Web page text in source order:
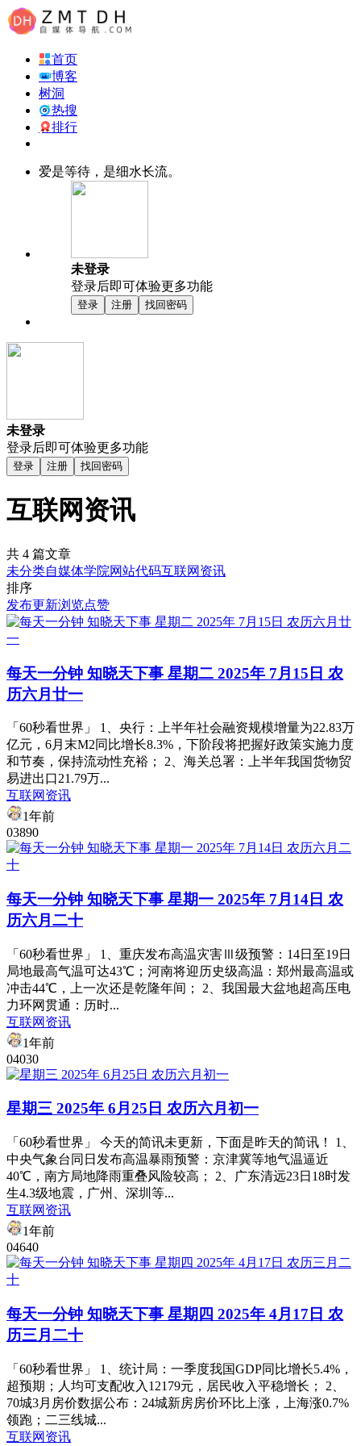
首页
博客
树洞
热搜
排行
爱是等待，是细水长流。
未登录
登录后即可体验更多功能
登录 注册 找回密码
未登录
登录后即可体验更多功能
登录 注册 找回密码
互联网资讯
共 4 篇文章
未分类自媒体学院网站代码互联网资讯
排序
发布更新浏览点赞
每天一分钟 知晓天下事 星期二 2025年 7月15日 农
历六月廿一
「60秒看世界」 1、央行：上半年社会融资规模增量为22.83万
亿元，6月末M2同比增长8.3%，下阶段将把握好政策实施力度
和节奏，保持流动性充裕； 2、海关总署：上半年我国货物贸
易进出口21.79万...
互联网资讯
1年前
03890
每天一分钟 知晓天下事 星期一 2025年 7月14日 农
历六月二十
「60秒看世界」 1、重庆发布高温灾害Ⅲ级预警：14日至19日
局地最高气温可达43℃；河南将迎历史级高温​​：郑州最高温或
冲击44℃，上一次还是乾隆年间； 2、​​我国最大盆地超高压电
力环网贯通：历时...
互联网资讯
1年前
04030
星期三 2025年 6月25日 农历六月初一
「60秒看世界」 今天的简讯未更新，下面是昨天的简讯！ 1、
中央气象台同日发布高温暴雨预警：京津冀等地气温逼近
40℃，南方局地降雨重叠风险较高； 2、广东清远23日18时发
生4.3级地震，广州、深圳等...
互联网资讯
1年前
04640
每天一分钟 知晓天下事 星期四 2025年 4月17日 农
历三月二十
「60秒看世界」 1、统计局：一季度我国GDP同比增长5.4%，
超预期；人均可支配收入12179元，居民收入平稳增长； 2、
70城3月房价数据公布：24城新房房价环比上涨，上海涨0.7%
领跑；二三线城...
互联网资讯